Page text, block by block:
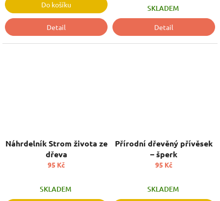
Do košíku
Detail
SKLADEM
Detail
Náhrdelník Strom života ze
dřeva
95 Kč
SKLADEM
Přírodní dřevěný přívěsek
– šperk
95 Kč
SKLADEM